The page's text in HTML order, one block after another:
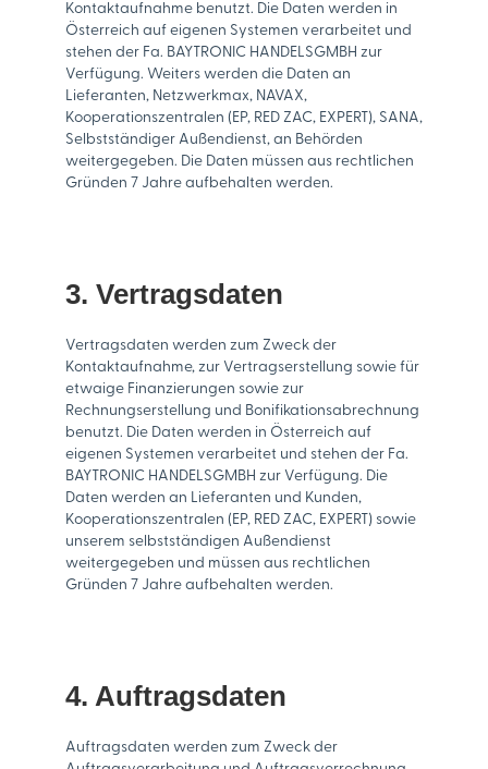
Kontaktaufnahme benutzt. Die Daten werden in
Österreich auf eigenen Systemen verarbeitet und
stehen der Fa. BAYTRONIC HANDELSGMBH zur
Verfügung. Weiters werden die Daten an
Lieferanten, Netzwerkmax, NAVAX,
Kooperationszentralen (EP, RED ZAC, EXPERT), SANA,
Selbstständiger Außendienst, an Behörden
weitergegeben. Die Daten müssen aus rechtlichen
Gründen 7 Jahre aufbehalten werden.
3. Vertragsdaten
Vertragsdaten werden zum Zweck der
Kontaktaufnahme, zur Vertragserstellung sowie für
etwaige Finanzierungen sowie zur
Rechnungserstellung und Bonifikationsabrechnung
benutzt. Die Daten werden in Österreich auf
eigenen Systemen verarbeitet und stehen der Fa.
BAYTRONIC HANDELSGMBH zur Verfügung. Die
Daten werden an Lieferanten und Kunden,
Kooperationszentralen (EP, RED ZAC, EXPERT) sowie
unserem selbstständigen Außendienst
weitergegeben und müssen aus rechtlichen
Gründen 7 Jahre aufbehalten werden.
4. Auftragsdaten
Auftragsdaten werden zum Zweck der